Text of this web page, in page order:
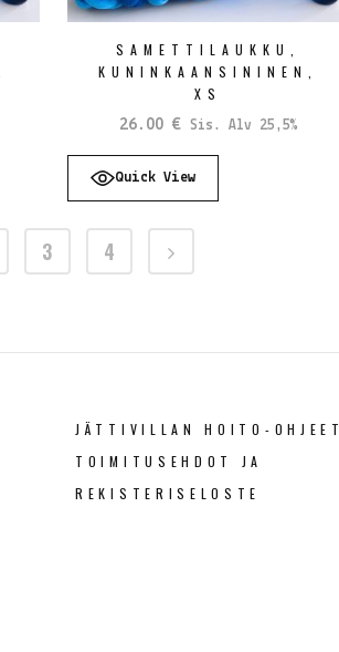
SAMETTILAUKKU,
KUNINKAANSININEN,
XS
26.00€ Sis. Alv 25,5%
Quick View
3 4
JÄTTIVILLAN HOITO-OHJEET
TOIMITUSEHDOT JA
REKISTERISELOSTE